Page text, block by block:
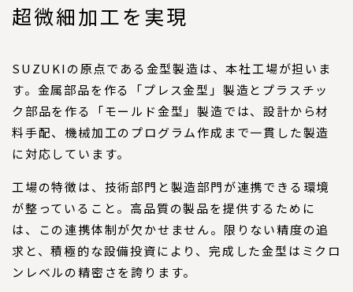
超微細加工を実現
SUZUKIの原点である金型製造は、本社工場が担いま
す。金属部品を作る「プレス金型」製造とプラスチッ
ク部品を作る「モールド金型」製造では、設計から材
料手配、機械加工のプログラム作成まで一貫した製造
に対応しています。
工場の特徴は、技術部門と製造部門が連携できる環境
が整っていること。高品質の製品を提供するために
は、この連携体制が欠かせません。限りない精度の追
求と、積極的な設備投資により、完成した金型はミクロ
ンレベルの精密さを誇ります。